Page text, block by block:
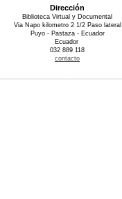
Dirección
Biblioteca Virtual y Documental
Via Napo kilometro 2 1/2 Paso lateral
Puyo - Pastaza - Ecuador
Ecuador
032 889 118
contacto